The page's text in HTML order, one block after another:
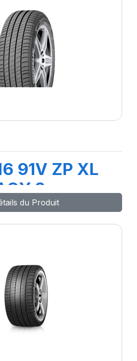
91V ZP XL
3
du Produit